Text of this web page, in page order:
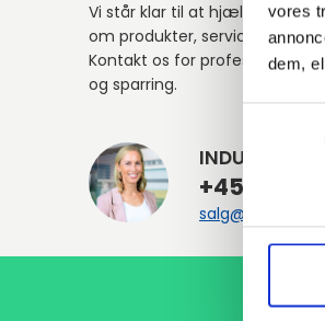
vores
dem,
Vi står klar til at hjælpe med
om produkter, service eller
Kontakt os for professionel
og sparring.
INDURA DK
+45 97 13
salg@indura.com